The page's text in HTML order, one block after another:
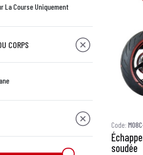
La Course Uniquement
CORPS
Code:
soudée